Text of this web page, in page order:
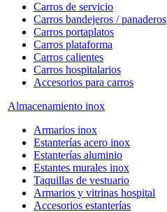
Carros de servicio
Carros bandejeros / panaderos
Carros portaplatos
Carros plataforma
Carros calientes
Carros hospitalarios
Accesorios para carros
Almacenamiento inox
Armarios inox
Estanterías acero inox
Estanterías aluminio
Estantes murales inox
Taquillas de vestuario
Armarios y vitrinas hospital
Accesorios estanterías